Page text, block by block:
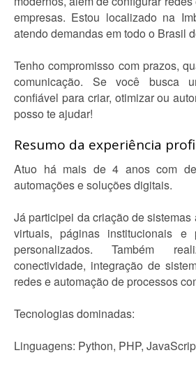
empresas. Estou localizado na
atendo demandas em todo o Brasil
Tenho compromisso com prazos,
comunicação. Se você busca
confiável para criar, otimizar ou
posso te ajudar!
Resumo da experiência
Atuo há mais de 4 anos com
automações e soluções digitais.
Já participei da criação de
virtuais, páginas institucionais e
personalizados. Também
conectividade, integração de
redes e automação de processos
Tecnologias dominadas:
Linguagens: Python, PHP,